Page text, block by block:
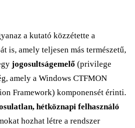
a kutató közzétette a
is, amely teljesen más természetű,
jogosultságemelő (privilege
amely a Windows CTFMON
Framework) komponensét érinti.
hétköznapi felhasználó
hozhat létre a rendszer